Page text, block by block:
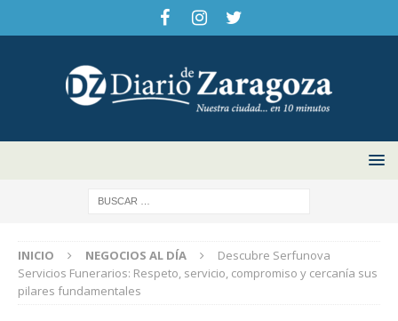
INICIO NEGOCIOS AL DÍA
Descubre Serfunova
Servicios Funerarios: Respeto, servicio, compromiso y cercanía sus
pilares fundamentales